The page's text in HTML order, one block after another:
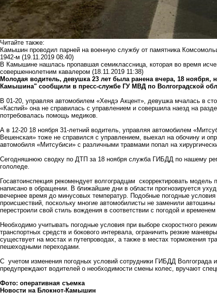
Читайте также:
Камышин проводил парней на военную службу от памятника
1942-м (19.11.2019 08:40)
В Камышине нашлась пропавшая семиклассница, которая во время
совершеннолетним кавалером (18.11.2019 11:38)
Молодая водитель, девушка 23 лет была ранена вчера, 18 ноября,
Камышина" сообщили в пресс-службе ГУ МВД по Волгоградской
В 01-20, управляя автомобилем «Хендэ Акцент», девушка мчалась в
«Каспий» она не справилась с управлением и совершила наезд на
потребовалась помощь медиков.
А в 12-20 18 ноября 31-летний водитель, управляя автомобилем
Вешенская» тоже не справился с управлением, выехал на обочину и
автомобиля «Митсубиси» с различными травмами попал на
Сегодняшнюю сводку по ДТП за 18 ноября служба ГИБДД по нашему
гололеде.
Госавтоинспекция рекомендует волгоградцам скорректировать
написано в обращении. В ближайшие дни в области прогнозируется
вечернее время до минусовых температур. Подобные погодные
происшествий, поскольку многие автомобилисты не заменили
перестроили свой стиль вождения в соответствии с погодой и временем
Необходимо учитывать погодные условия при выборе скоростного
транспортных средств и бокового интервала, ограничить резкие
существует на мостах и путепроводах, а также в местах торможения
пешеходными переходами.
С учетом изменения погодных условий сотрудники ГИБДД Волгограда
предупреждают водителей о необходимости смены колес, вручают
Фото: оперативная съемка
Новости на Блoкнoт-Камышин